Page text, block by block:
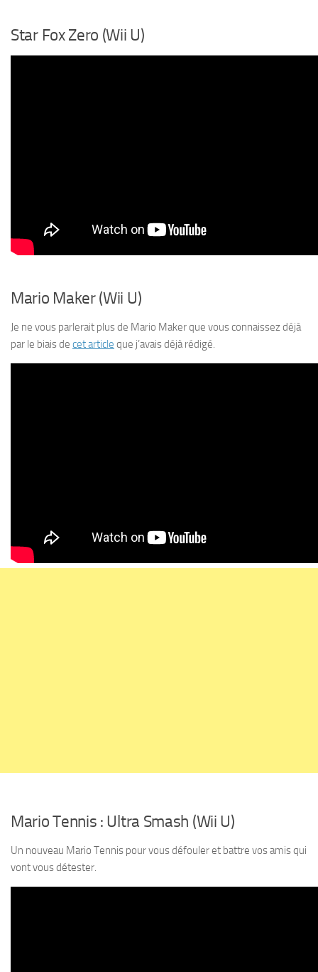
Star Fox Zero (Wii U)
Mario Maker (Wii U)
Je ne vous parlerait plus de Mario Maker que vous connaissez déjà
par le biais de cet article que j’avais déjà rédigé.
Mario Tennis : Ultra Smash (Wii U)
Un nouveau Mario Tennis pour vous défouler et battre vos amis qui
vont vous détester.